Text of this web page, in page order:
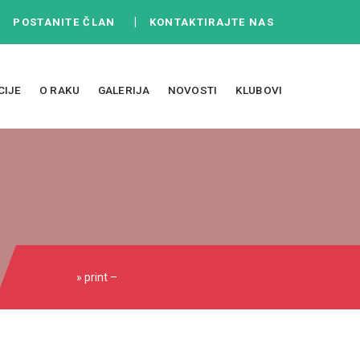
POSTANITE ČLAN KONTAKTIRAJTE NAS
O RAKU GALERIJA NOVOSTI KLUBOVI
» print –